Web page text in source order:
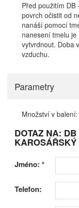
Před použitím DB
povrch očistit od
nanáší pomocí
nanesení tmelu
vytvrdnout. Doba
vzduchu.
Parametry
Množství v balení:
DOTAZ NA:
Jméno: *
Telefon: